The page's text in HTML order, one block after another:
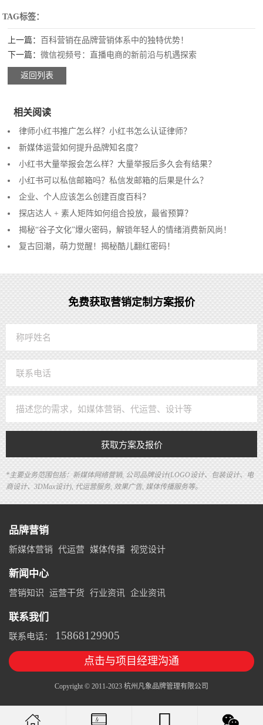
TAG标签：
上一篇：
百科营销在品牌营销体系中的独特优势！
下一篇：微信视频号：直播电商的新前沿与机遇探索
返回列表
相关阅读
律师小红书推广怎么样？小红书怎么认证律师？
新媒体运营如何提升品牌知名度？
小红书大量举报会怎么样？大量举报后多久会有结果？
小红书可以私信邮箱吗？私信发邮箱的后果是什么？
企业、个人应该怎么创建百度百科？
探店达人 + 素人矩阵如何组合投放，最省预算？
揭秘“谷子文化”爆火密码，解锁年轻人的情绪消费新风尚！
复古回潮，萌力觉醒！揭秘酷儿翻红密码！
免费获取营销定制方案报价
获取方案及报价
*主要业务范围包括：新媒体网络营销, 公司品牌设计(LOGO设计、包装设计、电
商设计、3DMax设计), 代运营服务, 效果广告, 媒体传播服务等。
品牌营销
新媒体营销 代运营 媒体传播 视觉设计
新闻中心
营销知识 运营干货 行业资讯 企业资讯
联系我们
联系电话： 15868129905
点击与项目经理沟通
Copyright © 2011-2023 杭州凡象品牌管理有限公司